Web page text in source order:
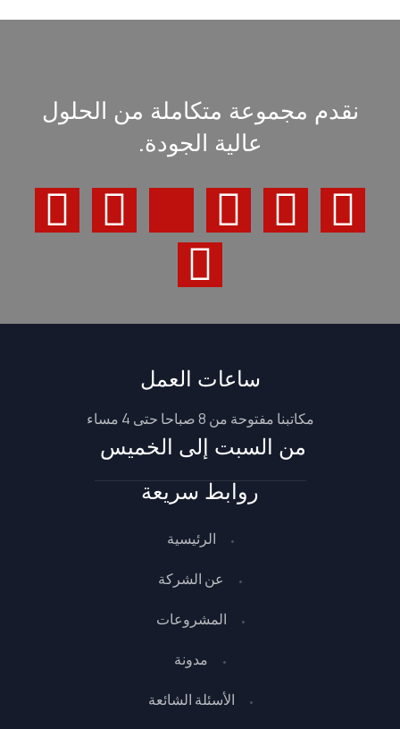
نقدم مجموعة متكاملة من الحلول
عالية الجودة.
ساعات العمل
مكاتبنا مفتوحة من 8 صباحا حتى 4 مساء
من السبت إلى الخميس
روابط سريعة
الرئيسية
عن الشركة
المشروعات
مدونة
الأسئلة الشائعة